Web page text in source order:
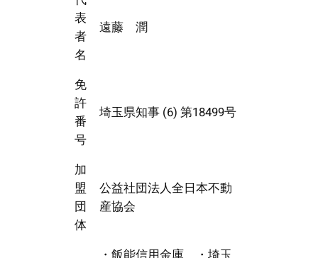
表
者
名
遠藤 潤
免
許
番
号
埼玉県知事 (6) 第18499号
加
盟
団
体
公益社団法人全日本不動
産協会